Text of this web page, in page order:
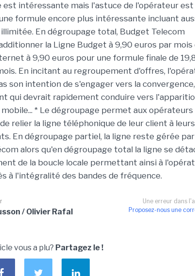
est intéressante mais l'astuce de l'opérateur est
formule encore plus intéressante incluant
En dégroupage total, Budget Telecom
la Ligne Budget à 9,90 euros par mois
à 9,90 euros pour une formule finale de
En incitant au regroupement d'offres,
son intention de s'engager vers la
qui devrait rapidement conduire vers
* Le dégroupage permet aux opérateurs
relier la ligne téléphonique de leur client à leurs
En dégroupage partiel, la ligne reste gérée par
alors qu'en dégroupage total la ligne se
de la boucle locale permettant ainsi à
à l'intégralité des bandes de fréquence.
Une erreur dans
Proposez-nous une
/ Olivier Rafal
vous a plu? Partagez le !